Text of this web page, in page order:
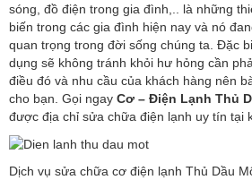
sóng, đồ điện trong gia đình,.. là những
biến trong các gia đình hiện nay và nó
quan trọng trong đời sống chúng ta. Đặc
dụng sẽ không tránh khỏi hư hỏng cần
điều đó và nhu cầu của khách hàng nên
cho bạn. Gọi ngay Cơ – Điện Lạnh Thủ
được địa chỉ sửa chữa điện lạnh uy tín tại
Dịch vụ sửa chữa cơ điện lạnh Thủ Dầu